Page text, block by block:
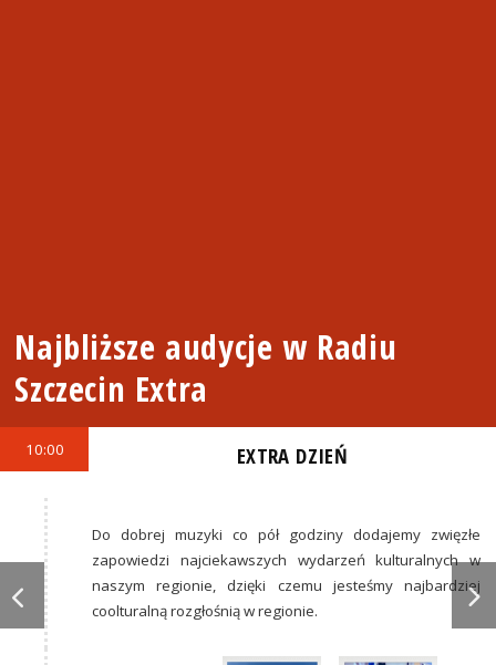
Najbliższe audycje w Radiu
Szczecin Extra
10:00 EXTRA DZIEŃ
Do dobrej muzyki co pół godziny dodajemy zwięzłe
zapowiedzi najciekawszych wydarzeń kulturalnych w
naszym regionie, dzięki czemu jesteśmy najbardziej
coolturalną rozgłośnią w regionie.